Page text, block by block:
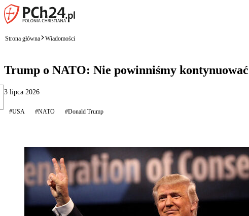
Strona główna Wiadomości
Trump o NATO: Nie powinniśmy
3 lipca 2026
#USA #NATO #Donald Trump